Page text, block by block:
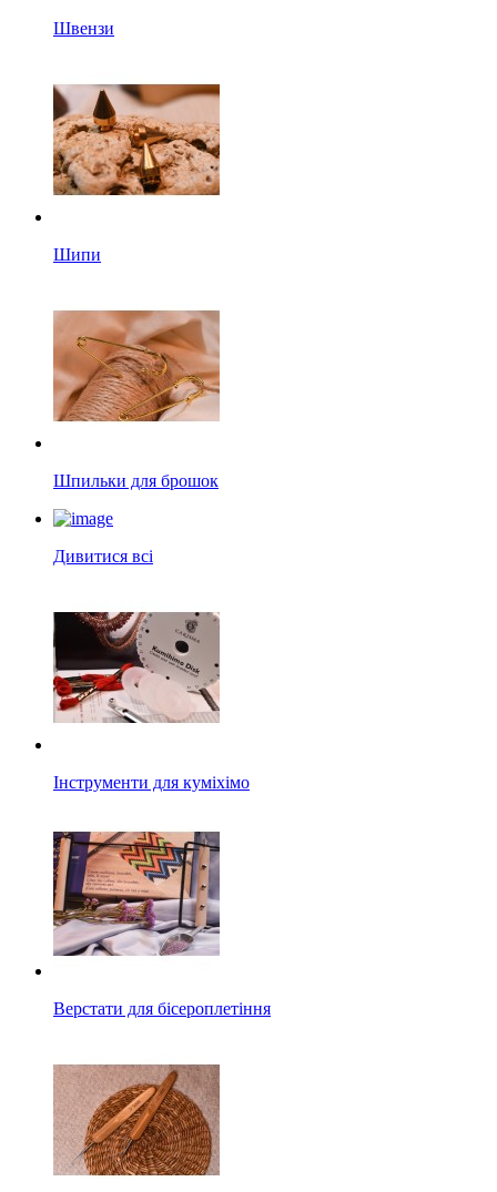
Швензи
Шипи
Шпильки для брошок
Дивитися всі
Інструменти для куміхімо
Верстати для бісероплетіння